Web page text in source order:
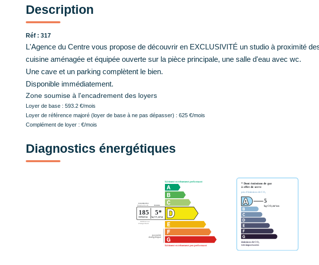
Description
Réf : 317
L'Agence du Centre vous propose de découvrir en EXCLUSIVITÉ un studio à proximité
cuisine aménagée et équipée ouverte sur la pièce principale, une salle d'eau avec wc.
Une cave et un parking complètent le bien.
Disponible immédiatement.
Zone soumise à l'encadrement des loyers
Loyer de base : 593.2 €/mois
Loyer de référence majoré (loyer de base à ne pas dépasser) : 625 €/mois
Complément de loyer : €/mois
Diagnostics énergétiques